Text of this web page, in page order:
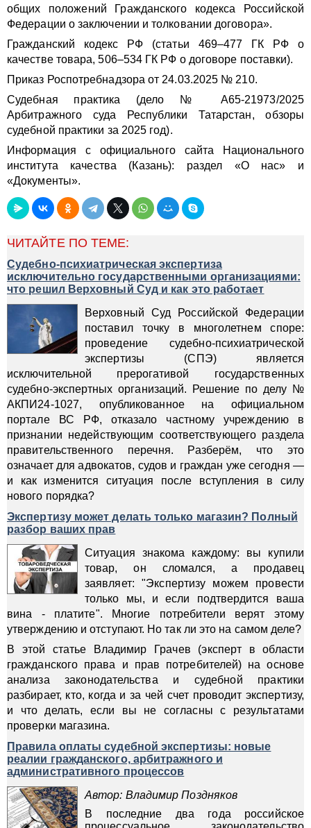
общих положений Гражданского кодекса Российской
Федерации о заключении и толковании договора».
Гражданский кодекс РФ (статьи 469–477 ГК РФ о
качестве товара, 506–534 ГК РФ о договоре поставки).
Приказ Роспотребнадзора от 24.03.2025 № 210.
Судебная практика (дело № А65-21973/2025
Арбитражного суда Республики Татарстан, обзоры
судебной практики за 2025 год).
Информация с официального сайта Национального
института качества (Казань): раздел «О нас» и
«Документы».
ЧИТАЙТЕ ПО ТЕМЕ:
Судебно-психиатрическая экспертиза
исключительно государственными организациями:
что решил Верховный Суд и как это работает
Верховный Суд Российской Федерации
поставил точку в многолетнем споре:
проведение судебно-психиатрической
экспертизы (СПЭ) является
исключительной прерогативой государственных
судебно-экспертных организаций. Решение по делу №
АКПИ24-1027, опубликованное на официальном
портале ВС РФ, отказало частному учреждению в
признании недействующим соответствующего раздела
правительственного перечня. Разберём, что это
означает для адвокатов, судов и граждан уже сегодня —
и как изменится ситуация после вступления в силу
нового порядка?
Экспертизу может делать только магазин? Полный
разбор ваших прав
Ситуация знакома каждому: вы купили
товар, он сломался, а продавец
заявляет: "Экспертизу можем провести
только мы, и если подтвердится ваша
вина - платите". Многие потребители верят этому
утверждению и отступают. Но так ли это на самом деле?
В этой статье Владимир Грачев (эксперт в области
гражданского права и прав потребителей) на основе
анализа законодательства и судебной практики
разбирает, кто, когда и за чей счет проводит экспертизу,
и что делать, если вы не согласны с результатами
проверки магазина.
Правила оплаты судебной экспертизы: новые
реалии гражданского, арбитражного и
административного процессов
Автор: Владимир Поздняков
В последние два года российское